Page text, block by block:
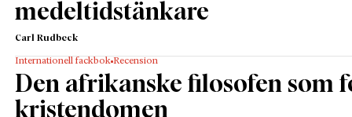
medeltidstänkare
Carl Rudbeck
Internationell fackbok Recension
Den afrikanske filosofen som
kristendomen